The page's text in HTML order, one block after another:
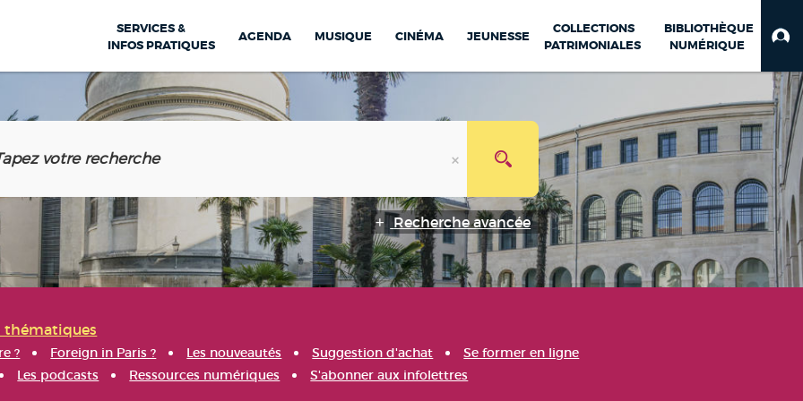
SERVICES &
INFOS PRATIQUES
AGENDA MUSIQUE CINÉMA JEUNESSE
COLLECTIONS
PATRIMONIALES
BIBLIOTHÈQUE
NUMÉRIQUE
Recherche avancée
thématiques
? Foreign in Paris ? Les nouveautés Suggestion d'achat
Se former en ligne
Les podcasts Ressources numériques S'abonner aux infolettres